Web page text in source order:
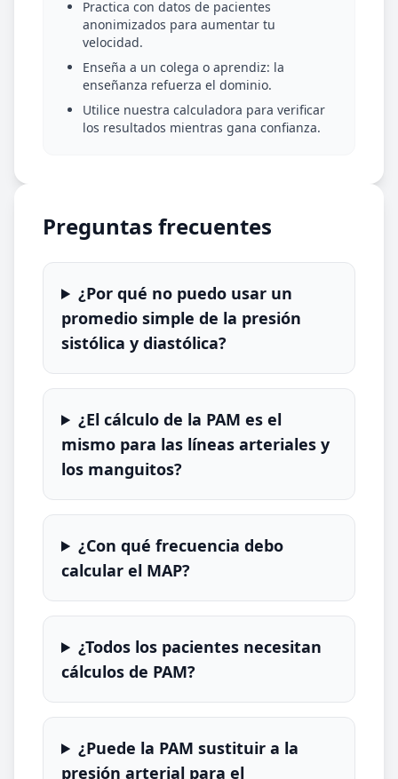
Practica con datos de pacientes
anonimizados para aumentar tu
velocidad.
Enseña a un colega o aprendiz: la
enseñanza refuerza el dominio.
Utilice nuestra calculadora para verificar
los resultados mientras gana confianza.
Preguntas frecuentes
¿Por qué no puedo usar un
promedio simple de la presión
sistólica y diastólica?
¿El cálculo de la PAM es el
mismo para las líneas arteriales y
los manguitos?
¿Con qué frecuencia debo
calcular el MAP?
¿Todos los pacientes necesitan
cálculos de PAM?
¿Puede la PAM sustituir a la
presión arterial para el